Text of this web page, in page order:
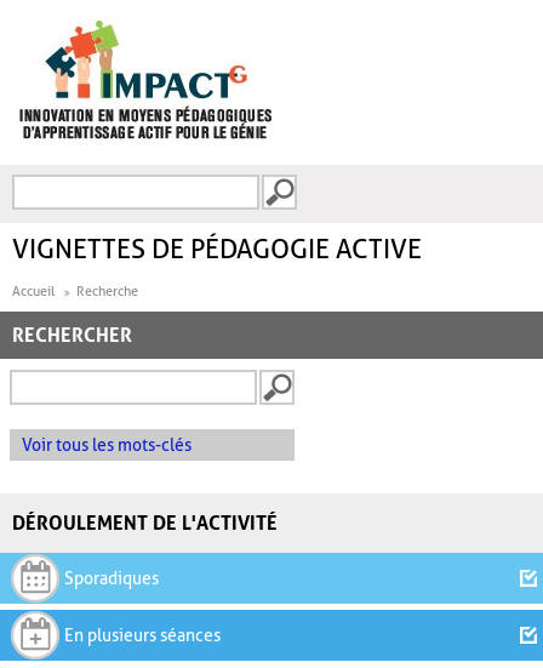
FORMULAIRE DE
VIGNETTES DE PÉDAGOGIE ACTIVE
Accueil Recherche
RECHERCHER
Voir tous les mots-clés
DÉROULEMENT DE L'ACTIVITÉ
Sporadiques
En plusieurs séances